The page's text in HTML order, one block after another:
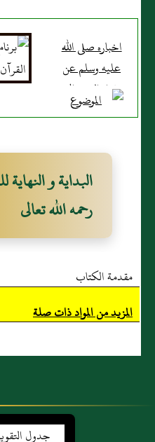
اخباره صلى الله
عليه وسلم عن
غزاة البحر الى
قبرص
البداية و
رحمه الله تعالى
مقدمة الكتاب
المزيد من المواد ذات صلة